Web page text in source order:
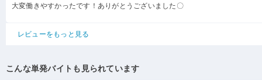
大変働きやすかったです！ありがとうございました〇
レビューをもっと見る
こんな単発バイトも見られています